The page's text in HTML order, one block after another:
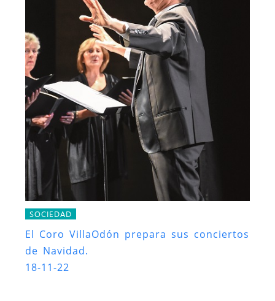
SOCIEDAD
El Coro VillaOdón prepara sus conciertos
de Navidad.
18-11-22